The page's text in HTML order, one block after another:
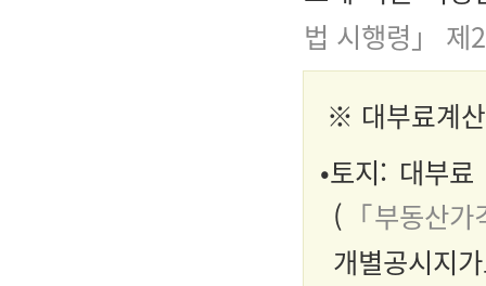
법 시행령」 제
※ 대부료계
•토지: 대부
( 「부동산
개별공시지